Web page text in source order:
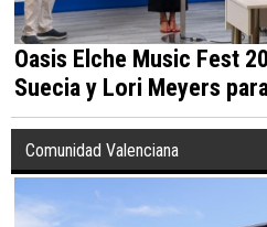
Oasis Elche Music Fest
Suecia y Lori Meyers
Comunidad Valenciana